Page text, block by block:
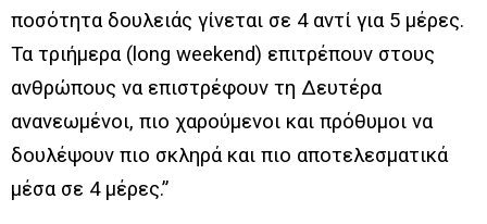
ποσότητα δουλειάς γίνεται σε 4 αντί για 5 μέρες.
Τα τριήμερα (long weekend) επιτρέπουν στους
ανθρώπους να επιστρέφουν τη Δευτέρα
ανανεωμένοι, πιο χαρούμενοι και πρόθυμοι να
δουλέψουν πιο σκληρά και πιο αποτελεσματικά
μέσα σε 4 μέρες.”